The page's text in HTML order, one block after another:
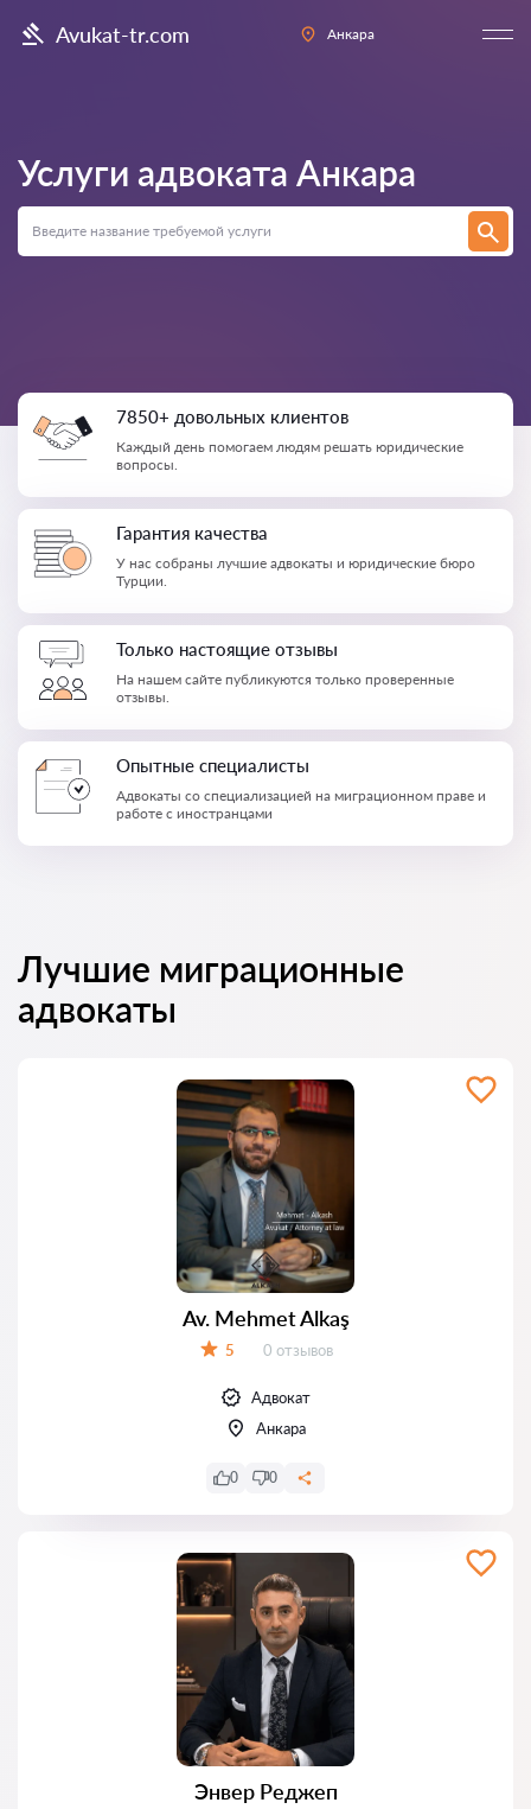
Avukat-tr.com Анкара
Услуги адвоката Анкара
7850+ довольных клиентов
Каждый день помогаем людям решать юридические
вопросы.
Гарантия качества
У нас собраны лучшие адвокаты и юридические бюро
Турции.
Только настоящие отзывы
На нашем сайте публикуются только проверенные
отзывы.
Опытные специалисты
Адвокаты со специализацией на миграционном праве и
работе с иностранцами
Лучшие миграционные
адвокаты
Av. Mehmet Alkaş
5 Отзывов:
0 отзывов
Адвокат
Анкара
0 0
Энвер Реджеп